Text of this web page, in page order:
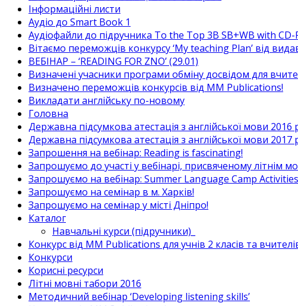
Інформаційні листи
Аудіо до Smart Book 1
Аудіофайли до підручника To the Top 3B SB+WB with CD-
Вітаємо переможців конкурсу ‘My teaching Plan’ від
ВЕБІНАР – ‘READING FOR ZNO’ (29.01)
Визначені учасники програми обміну досвідом для
Визначено переможців конкурсів від MM Publications!
Викладати англійську по-новому
Головна
Державна підсумкова атестація з англійської мови 2016
Державна підсумкова атестація з англійської мови 2017
Запрошення на вебінар: Reading is fascinating!
Запрошуємо до участі у вебінарі, присвяченому літнім
Запрошуємо на вебінар: Summer Language Camp Activities
Запрошуємо на семінар в м. Харків!
Запрошуємо на семінар у місті Дніпро!
Каталог
Навчальні курси (підручники)_
Конкурс від MM Publications для учнів 2 класів та
Конкурси
Корисні ресурси
Літні мовні табори 2016
Методичний вебінар ‘Developing listening skills’